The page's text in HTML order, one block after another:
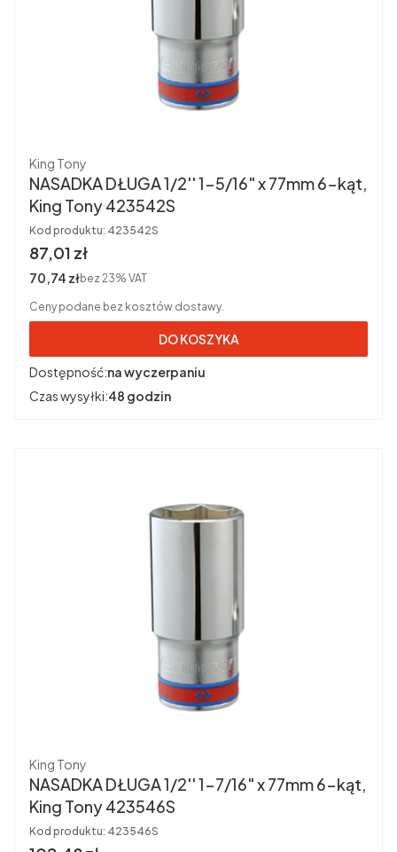
Producent
King Tony
NASADKA DŁUGA 1/2'' 1-5/16" x 77mm 6-kąt,
King Tony 423542S
Kod produktu: 423542S
Cena brutto
87,01 zł
Cena netto
70,74 złbez 23% VAT
Ceny podane bez kosztów dostawy.
DO KOSZYKA
Dostępność:na wyczerpaniu
Czas wysyłki:48 godzin
Producent
King Tony
NASADKA DŁUGA 1/2'' 1-7/16" x 77mm 6-kąt,
King Tony 423546S
Kod produktu: 423546S